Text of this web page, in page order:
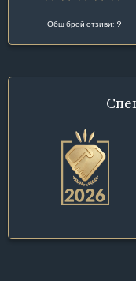
Общ брой отзиви: 9